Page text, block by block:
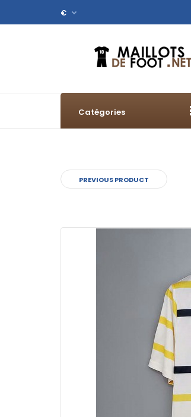
€
Catégories
PREVIOUS PRODUCT